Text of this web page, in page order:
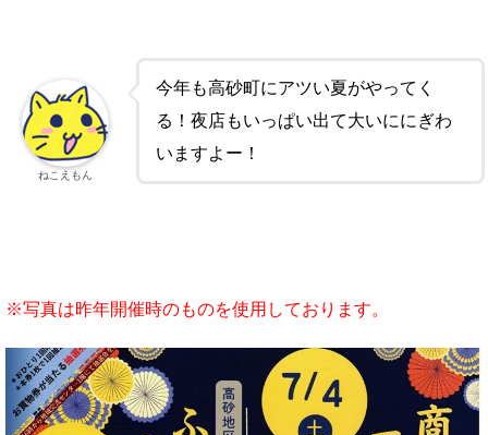
今年も高砂町にアツい夏がやってく
る！夜店もいっぱい出て大いににぎわ
いますよー！
ねこえもん
※写真は昨年開催時のものを使用しております。